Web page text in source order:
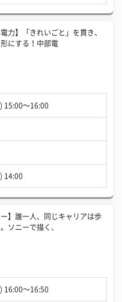
電力】「きれいごと」を貫き、
にする！中部電
15:00〜16:00
14:00
ー】誰一人、同じキャリアは歩
ソニーで描く、
16:00〜16:50